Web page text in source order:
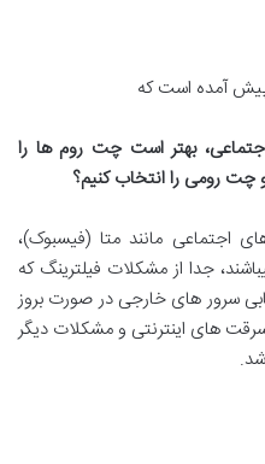
پیش آمده است که
بهتر است چت روم ها را
چت رومی را انتخاب کنیم؟
اجتماعی مانند متا (فیسبوک)،
جدا از مشکلات فیلترینگ که
سرور های خارجی در صورت بروز
های اینترنتی و مشکلات دیگر